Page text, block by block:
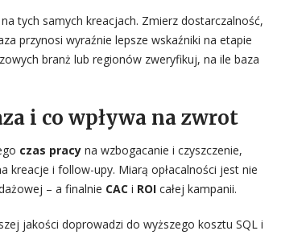
tych samych kreacjach. Zmierz dostarczalność,
przynosi wyraźnie lepsze wskaźniki na etapie
branż lub regionów zweryfikuj, na ile baza
i co wpływa na zwrot
czas pracy na wzbogacanie i czyszczenie,
kreacje i follow-upy. Miarą opłacalności jest nie
– a finalnie CAC i ROI całej kampanii.
jakości doprowadzi do wyższego kosztu SQL i